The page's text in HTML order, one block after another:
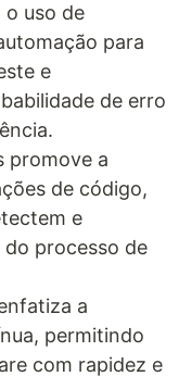
o uso de
para
e
de erro
promove a
de código,
e
processo de
a
permitindo
com rapidez e